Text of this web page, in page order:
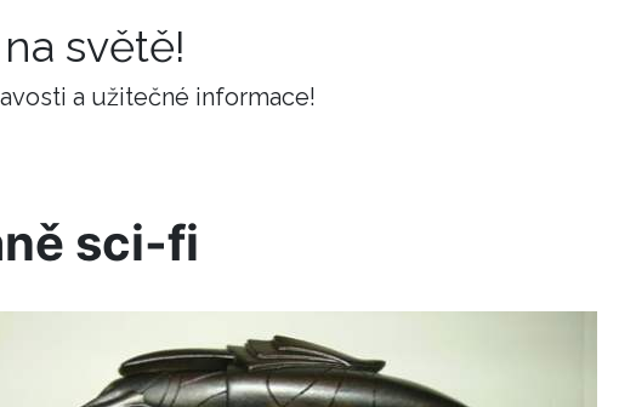
světě!
a užitečné informace!
sci-fi